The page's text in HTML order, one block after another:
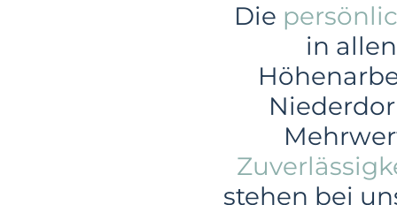
Die
in
stehen bei